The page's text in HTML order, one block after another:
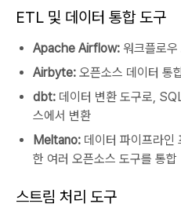
ETL 및 데이터 통합 도구
Apache Airflow: 워크플로
Airbyte: 오픈소스 데이터 통
dbt: 데이터 변환 도구로,
스에서 변환
Meltano: 데이터 파이프라인
한 여러 오픈소스 도구를 통합
스트림 처리 도구